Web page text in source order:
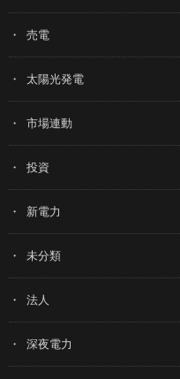
売電
太陽光発電
市場連動
投資
新電力
未分類
法人
深夜電力